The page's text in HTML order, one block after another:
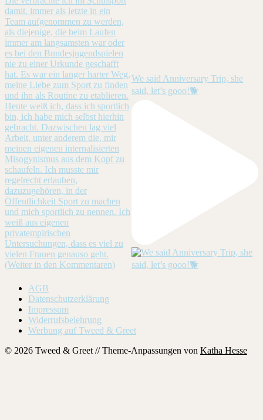
We said Anniversary Trip, she
said, let’s gooo!🐕
AGB
Datenschutzerklärung
Impressum
Widerrufsbelehrung
Werbung auf Tweed & Greet
© 2026 Tweed & Greet // Theme-Anpassungen von Katha Hesse